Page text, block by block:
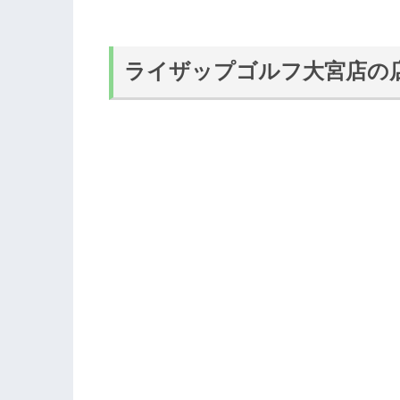
ライザップゴルフ大宮店の